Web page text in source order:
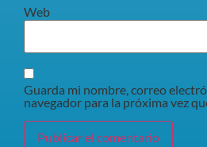
Web
Guarda mi nombre, correo
navegador para la próxima vez